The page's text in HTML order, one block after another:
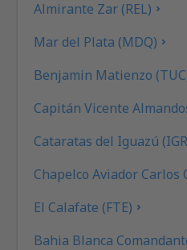
Almirante Zar (REL)
Mar del Plata (MDQ)
Benjamin Matienzo
Capitán Vicente
Cataratas del Iguazú
Chapelco Aviador Carlos
El Calafate (FTE)
Bahia Blanca